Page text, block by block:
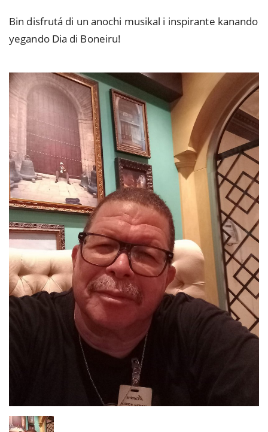
Bin disfrutá di un anochi musikal i inspirante kanando
yegando Dia di Boneiru!